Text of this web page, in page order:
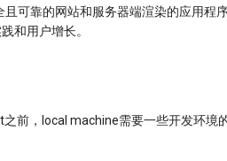
可靠的网站和服务器端渲染的应用程
和用户增长。
前，local machine需要一些开发环境